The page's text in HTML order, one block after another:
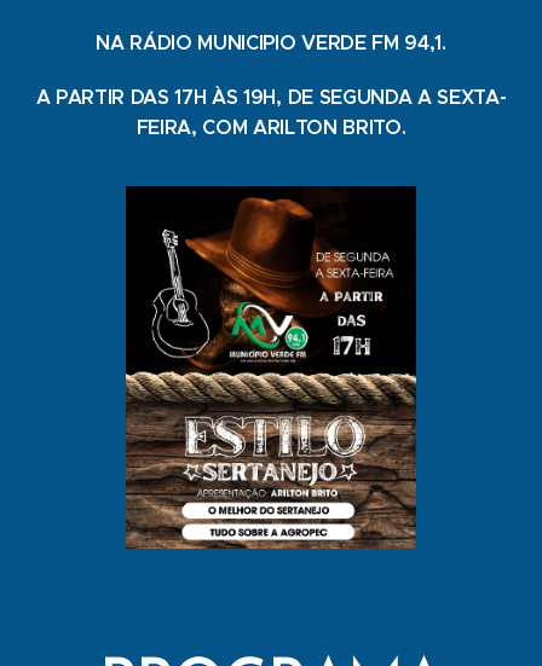
NA RÁDIO MUNICIPIO VERDE FM 94,1.
A PARTIR DAS 17H ÀS 19H, DE SEGUNDA A SEXTA-
FEIRA, COM ARILTON BRITO.